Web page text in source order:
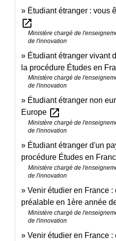
Étudiant étranger : vous
open_in_new
Ministère chargé de
de l'innovation
Étudiant étranger vivant
la procédure Études en
Ministère chargé de
de l'innovation
Étudiant étranger non
Europe open_in_new
Ministère chargé de
de l'innovation
Étudiant étranger d'un
procédure Études en
Ministère chargé de
de l'innovation
Venir étudier en France
préalable en 1ère année
Ministère chargé de
de l'innovation
Venir étudier en France :